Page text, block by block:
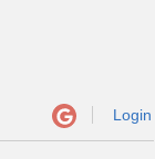
Login